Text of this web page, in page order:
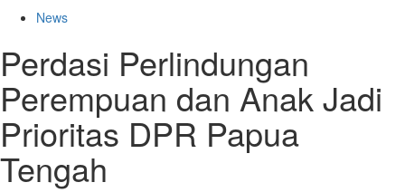
News
Perdasi Perlindungan
Perempuan dan Anak Jadi
Prioritas DPR Papua
Tengah